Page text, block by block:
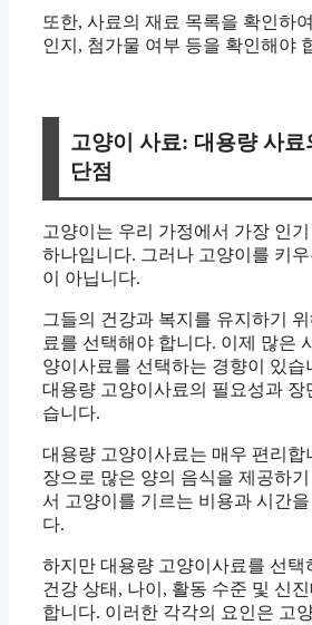
또한, 사료의 재료 목록을 확인하
인지, 첨가물 여부 등을 확인해야
고양이 사료: 대용량 사
단점
고양이는 우리 가정에서 가장 인
하나입니다. 그러나 고양이를 키
이 아닙니다.
그들의 건강과 복지를 유지하기
료를 선택해야 합니다. 이제 많은
양이사료를 선택하는 경향이 있습
대용량 고양이사료의 필요성과 장
습니다.
대용량 고양이사료는 매우 편리합
장으로 많은 양의 음식을 제공하
서 고양이를 기르는 비용과 시간을
다.
하지만 대용량 고양이사료를 선택
건강 상태, 나이, 활동 수준 및 신
합니다. 이러한 각각의 요인은 고